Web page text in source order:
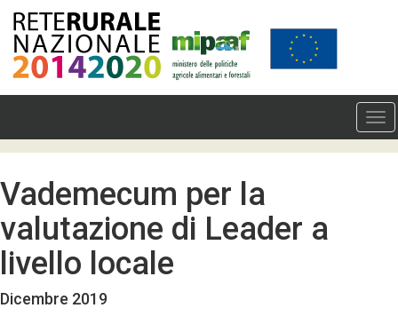
Vademecum per la
valutazione di Leader a
livello locale
Dicembre 2019